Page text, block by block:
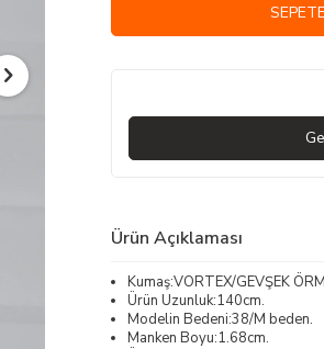
Ürün Açıklaması
Kumaş:VORTEX/GEVŞEK
Ürün Uzunluk:140cm.
Modelin Bedeni:38/M beden.
Manken Boyu:1.68cm.